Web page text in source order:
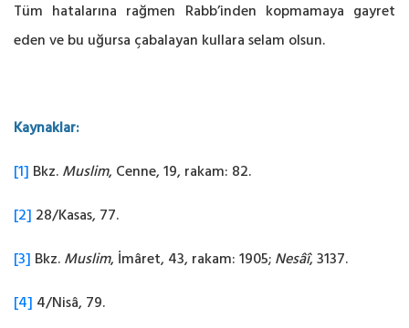
Tüm hatalarına rağmen Rabb’inden kopmamaya gayret
eden ve bu uğursa çabalayan kullara selam olsun.
Kaynaklar:
[1] Bkz. Muslim, Cenne, 19, rakam: 82.
[2] 28/Kasas, 77.
[3] Bkz. Muslim, İmâret, 43, rakam: 1905; Nesâî, 3137.
[4] 4/Nisâ, 79.